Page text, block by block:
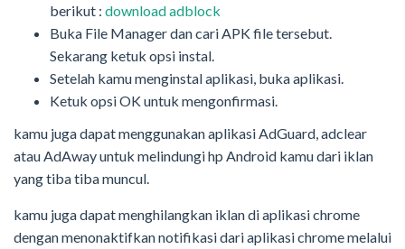
berikut : download adblock
Buka File Manager dan cari APK file tersebut.
Sekarang ketuk opsi instal.
Setelah kamu menginstal aplikasi, buka aplikasi.
Ketuk opsi OK untuk mengonfirmasi.
kamu juga dapat menggunakan aplikasi AdGuard, adclear
atau AdAway untuk melindungi hp Android kamu dari iklan
yang tiba tiba muncul.
kamu juga dapat menghilangkan iklan di aplikasi chrome
dengan menonaktifkan notifikasi dari aplikasi chrome melalui